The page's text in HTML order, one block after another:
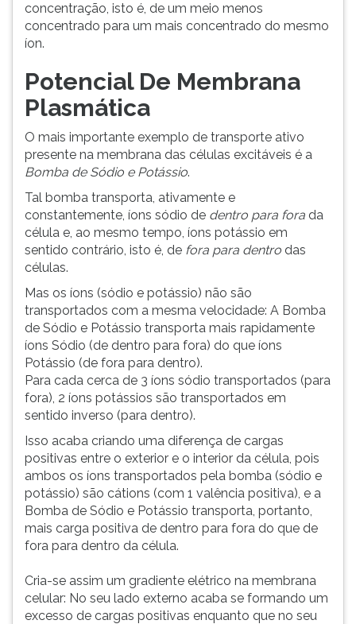
concentração, isto é, de um meio menos
concentrado para um mais concentrado do mesmo
íon.
Potencial De Membrana
Plasmática
O mais importante exemplo de transporte ativo
presente na membrana das células excitáveis é a
Bomba de Sódio e Potássio.
Tal bomba transporta, ativamente e
constantemente, íons sódio de dentro para fora da
célula e, ao mesmo tempo, íons potássio em
sentido contrário, isto é, de fora para dentro das
células.
Mas os íons (sódio e potássio) não são
transportados com a mesma velocidade: A Bomba
de Sódio e Potássio transporta mais rapidamente
íons Sódio (de dentro para fora) do que íons
Potássio (de fora para dentro).
Para cada cerca de 3 íons sódio transportados (para
fora), 2 íons potássios são transportados em
sentido inverso (para dentro).
Isso acaba criando uma diferença de cargas
positivas entre o exterior e o interior da célula, pois
ambos os íons transportados pela bomba (sódio e
potássio) são cátions (com 1 valência positiva), e a
Bomba de Sódio e Potássio transporta, portanto,
mais carga positiva de dentro para fora do que de
fora para dentro da célula.
Cria-se assim um gradiente elétrico na membrana
celular: No seu lado externo acaba se formando um
excesso de cargas positivas enquanto que no seu